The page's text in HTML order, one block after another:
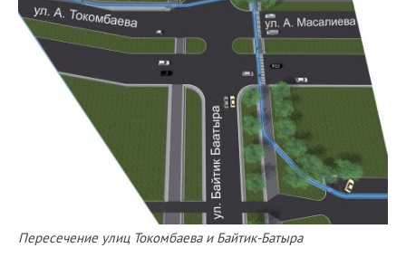
Пересечение улиц Токомбаева и Байтик-Батыра